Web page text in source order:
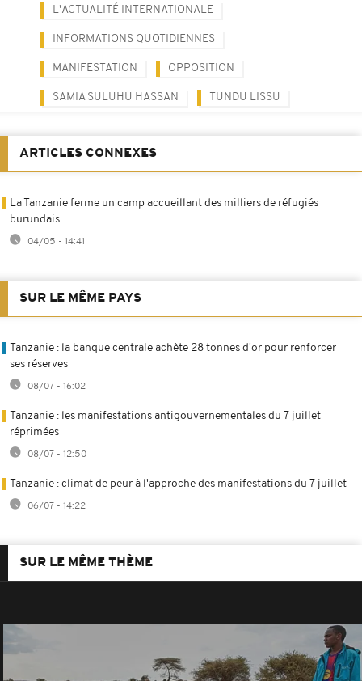
L'ACTUALITÉ INTERNATIONALE
INFORMATIONS QUOTIDIENNES
MANIFESTATION OPPOSITION
SAMIA SULUHU HASSAN TUNDU LISSU
ARTICLES CONNEXES
La Tanzanie ferme un camp accueillant des milliers de réfugiés
burundais
04/05 - 14:41
SUR LE MÊME PAYS
Tanzanie : la banque centrale achète 28 tonnes d'or pour renforcer
ses réserves
08/07 - 16:02
Tanzanie : les manifestations antigouvernementales du 7 juillet
réprimées
08/07 - 12:50
Tanzanie : climat de peur à l'approche des manifestations du 7 juillet
06/07 - 14:22
SUR LE MÊME THÈME